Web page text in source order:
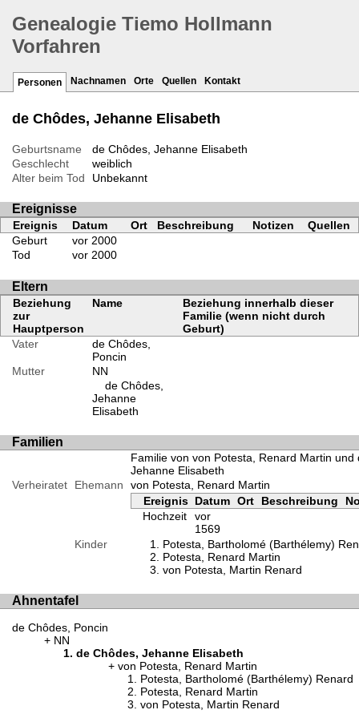
Genealogie Tiemo Hollmann
Vorfahren
Personen Nachnamen Orte Quellen Kontakt
de Chôdes, Jehanne Elisabeth
Geburtsname
de Chôdes, Jehanne Elisabeth
Geschlecht
weiblich
Alter beim Tod
Unbekannt
Ereignisse
Ereignis Datum Ort Beschreibung Notizen
Quellen
Geburt
vor 2000
Tod
vor 2000
Eltern
Beziehung
zur
Hauptperson
Name
Beziehung innerhalb dieser
Familie (wenn nicht durch
Geburt)
Vater
de Chôdes,
Poncin
Mutter
NN
de Chôdes,
Jehanne
Elisabeth
Familien
Familie von von Potesta, Renard Martin und
Jehanne Elisabeth
Verheiratet
Ehemann
von Potesta, Renard Martin
Ereignis Datum Ort Beschreibung
Hochzeit
vor
1569
Kinder
Potesta, Bartholomé (Barthélemy)
Potesta, Renard Martin
von Potesta, Martin Renard
Ahnentafel
de Chôdes, Poncin
NN
de Chôdes, Jehanne Elisabeth
von Potesta, Renard Martin
Potesta, Bartholomé (Barthélemy) Renard
Potesta, Renard Martin
von Potesta, Martin Renard